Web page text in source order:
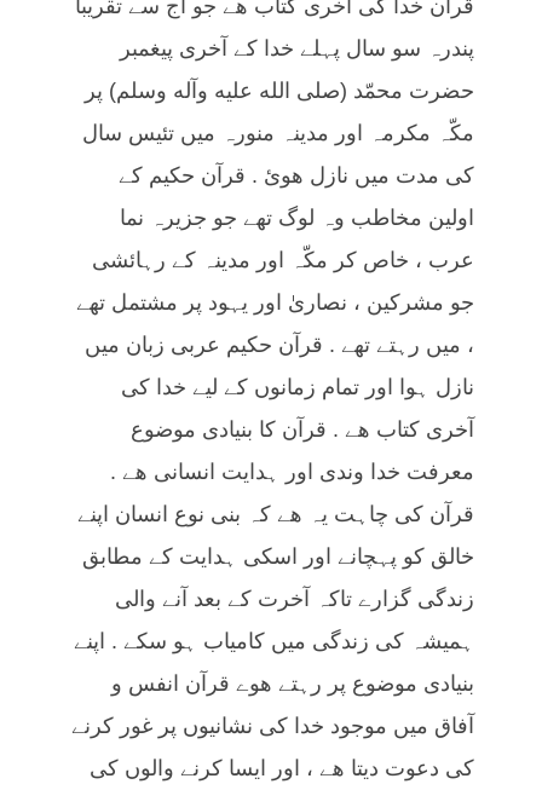
قرآن خدا کی آخری کتاب ھے جو آج سے تقریبا
پندرہ سو سال پہلے خدا کے آخری پیغمبر
حضرت محمّد (صلى الله عليه وآله وسلم) پر
مکّہ مکرمہ اور مدینہ منورہ میں تئیس سال
کی مدت میں نازل هوئ . قرآن حکیم کے
اولین مخاطب وہ لوگ تھے جو جزیرہ نما
عرب ، خاص کر مکّہ اور مدینہ کے رہائشی
جو مشرکین ، نصاریٰ اور یہود پر مشتمل تھے
، میں رہتے تھے . قرآن حکیم عربی زبان میں
نازل ہوا اور تمام زمانوں کے لیے خدا کی
آخری کتاب ھے . قرآن کا بنیادی موضوع
معرفت خدا وندی اور ہدایت انسانی ھے .
قرآن کی چاہت یہ ھے کہ بنی نوع انسان اپنے
خالق کو پہچانے اور اسکی ہدایت کے مطابق
زندگی گزارے تاکہ آخرت کے بعد آنے والی
ہمیشہ کی زندگی میں کامیاب ہو سکے . اپنے
بنیادی موضوع پر رہتے ھوے قرآن انفس و
آفاق میں موجود خدا کی نشانیوں پر غور کرنے
کی دعوت دیتا ھے ، اور ایسا کرنے والوں کی